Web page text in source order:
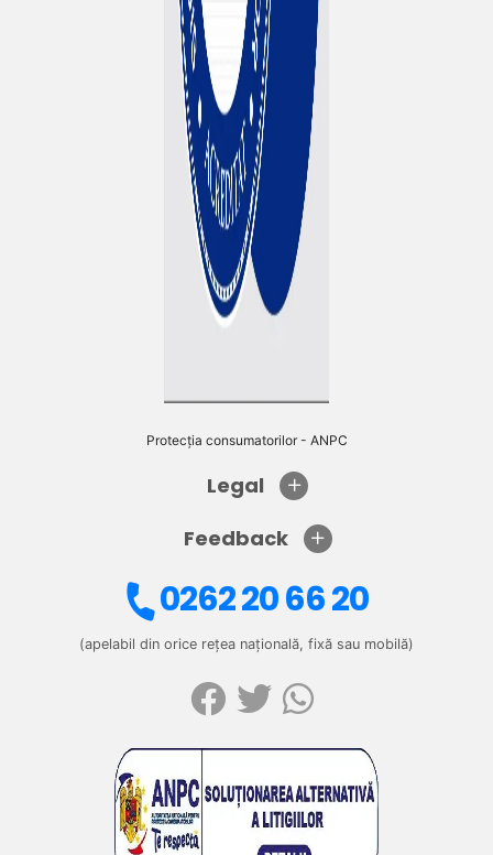
Protecția consumatorilor - ANPC
Legal
Feedback
0262 20 66 20
(apelabil din orice rețea națională, fixă sau mobilă)